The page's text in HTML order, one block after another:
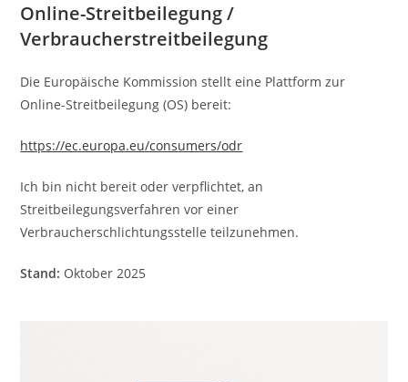
Online-Streitbeilegung /
Verbraucherstreitbeilegung
Die Europäische Kommission stellt eine Plattform zur
Online-Streitbeilegung (OS) bereit:
https://ec.europa.eu/consumers/odr
Ich bin nicht bereit oder verpflichtet, an
Streitbeilegungsverfahren vor einer
Verbraucherschlichtungsstelle teilzunehmen.
Stand: Oktober 2025